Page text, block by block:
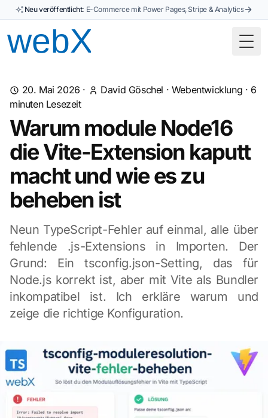
Neu veröffentlicht: E-Commerce mit Power Pages, Stripe & Analytics
20. Mai 2026 · David Göschel · Webentwicklung · 6
minuten Lesezeit
Warum module Node16
die Vite-Extension kaputt
macht und wie es zu
beheben ist
Neun TypeScript-Fehler auf einmal, alle über
fehlende .js-Extensions in Importen. Der
Grund: Ein tsconfig.json-Setting, das für
Node.js korrekt ist, aber mit Vite als Bundler
inkompatibel ist. Ich erkläre warum und
zeige die richtige Konfiguration.